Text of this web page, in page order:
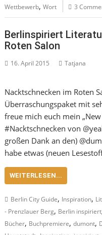
Wettbewerb,Wort 3
Berlinspiriert
Roten Salon
16. April 2015 Tatjana
Nacktschnecken im Roten
Überraschungspaket mit
freue mich euch mein
#Nacktschnecken von
großen Dank an den)
habe etwas (neuen
WEITERLESEN...
Berlin City Guide, Inspiration,
- Prenzlauer Berg, Berlin inspiriert
Bücher, Buchpremiere,dumont,